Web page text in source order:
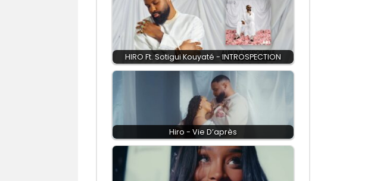
HIRO Ft. Sotigui Kouyaté - INTROSPECTION
Hiro - Vie D’après